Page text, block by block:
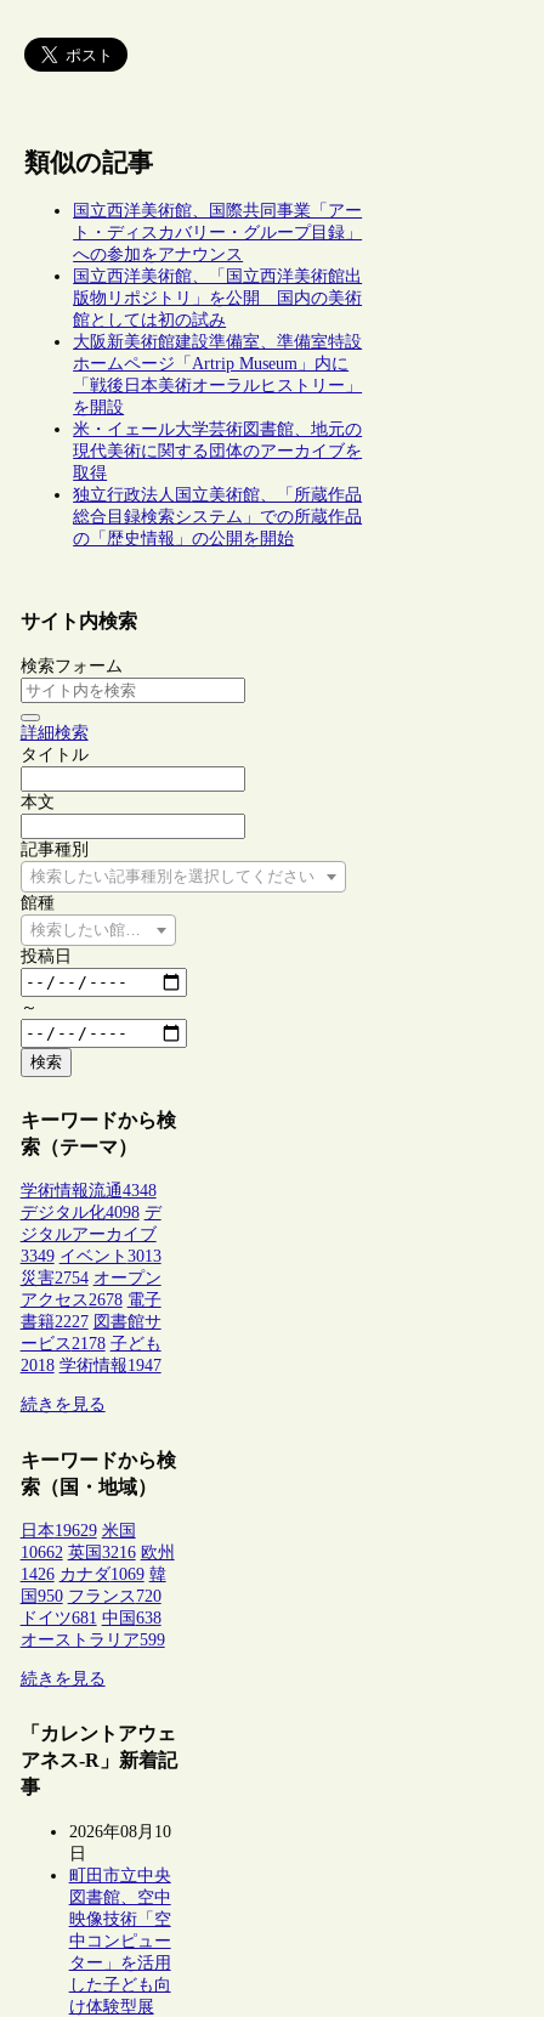
類似の記事
国立西洋美術館、国際共同事業「アー
ト・ディスカバリー・グループ目録」
への参加をアナウンス
国立西洋美術館、「国立西洋美術館出
版物リポジトリ」を公開 国内の美術
館としては初の試み
大阪新美術館建設準備室、準備室特設
ホームページ「Artrip Museum」内に
「戦後日本美術オーラルヒストリー」
を開設
米・イェール大学芸術図書館、地元の
現代美術に関する団体のアーカイブを
取得
独立行政法人国立美術館、「所蔵作品
総合目録検索システム」での所蔵作品
の「歴史情報」の公開を開始
サイト内検索
検索フォーム
詳細検索
タイトル
本文
記事種別
検索したい記事種別を選択してください
館種
検索したい館種を選択してください
投稿日
～
検索
キーワードから検
索（テーマ）
学術情報流通4348
デジタル化4098 デ
ジタルアーカイブ
3349 イベント 3013
災害2754 オープン
アクセス2678 電子
書籍2227 図書館サ
ービス2178 子ども
2018 学術情報1947
続きを見る
キーワードから検
索（国・地域）
日本19629 米国
10662 英国 3216 欧州
1426 カナダ1069 韓
国 950 フランス 720
ドイツ681 中国 638
オーストラリア599
続きを見る
「カレントアウェ
アネス-R」新着記
事
2026年08月10
日
町田市立中央
図書館、空中
映像技術「空
中コンピュー
ター」を活用
した子ども向
け体験型展